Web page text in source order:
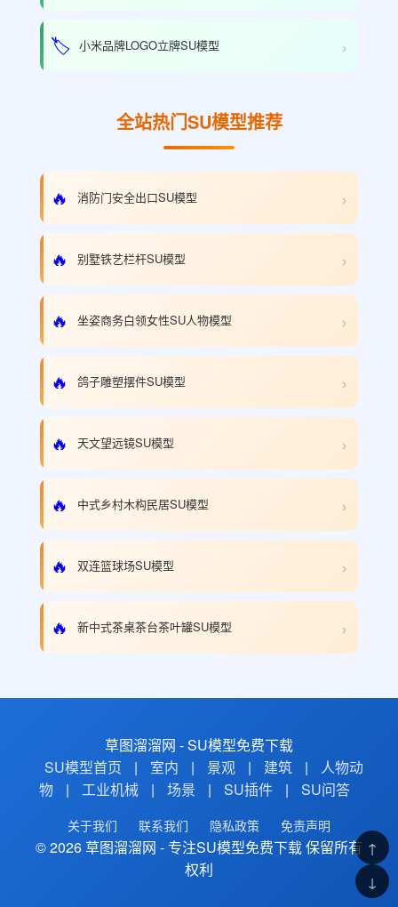
🏷️ 小米品牌LOGO立牌SU模型 ›
全站热门SU模型推荐
🔥 消防门安全出口SU模型 ›
🔥 别墅铁艺栏杆SU模型 ›
🔥 坐姿商务白领女性SU人物模型 ›
🔥 鸽子雕塑摆件SU模型 ›
🔥 天文望远镜SU模型 ›
🔥 中式乡村木构民居SU模型 ›
🔥 双连篮球场SU模型 ›
🔥 新中式茶桌茶台茶叶罐SU模型 ›
草图溜溜网 - SU模型免费下载
SU模型首页
| 室内 | 景观 | 建筑 |
人物动
物
| 工业机械 | 场景 | SU插件 | SU问答
关于我们 联系我们 隐私政策 免责声明
© 2026 草图溜溜网 - 专注SU模型免费下载 保留所有
权利
↑
↓